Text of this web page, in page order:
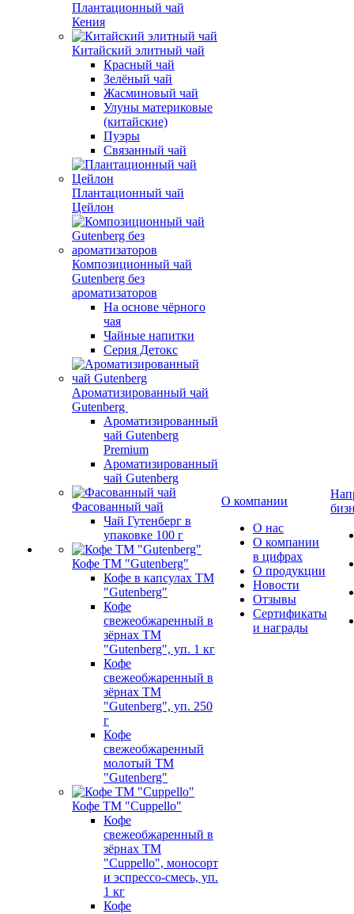
Плантационный чай
Кения
Китайский элитный чай
Красный чай
Зелёный чай
Жасминовый чай
Улуны материковые
(китайские)
Пуэры
Связанный чай
Плантационный чай
Цейлон
Композиционный чай
Gutenberg без
ароматизаторов
На основе чёрного
чая
Чайные напитки
Серия Детокс
Ароматизированный чай
Gutenberg
Ароматизированный
чай Gutenberg
Premium
Ароматизированный
чай Gutenberg
Фасованный чай
Чай Гутенберг в
упаковке 100 г
Кофе ТМ "Gutenberg"
Кофе в капсулах ТМ
"Gutenberg"
Кофе
свежеобжаренный в
зёрнах ТМ
"Gutenberg", уп. 1 кг
Кофе
свежеобжаренный в
зёрнах ТМ
"Gutenberg", уп. 250
г
Кофе
свежеобжаренный
молотый ТМ
"Gutenberg"
Кофе ТМ "Cuppello"
Кофе
свежеобжаренный в
зёрнах ТМ
"Cuppello", моносорт
и эспрессо-смесь, уп.
1 кг
Кофе
О компании
О нас
О компании
в цифрах
О продукции
Новости
Отзывы
Сертификаты
и награды